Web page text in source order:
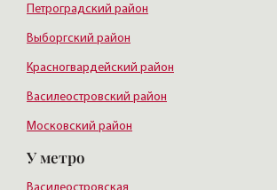
Петроградский район
Выборгский район
Красногвардейский район
Василеостровский район
Московский район
Курортный район
У метро